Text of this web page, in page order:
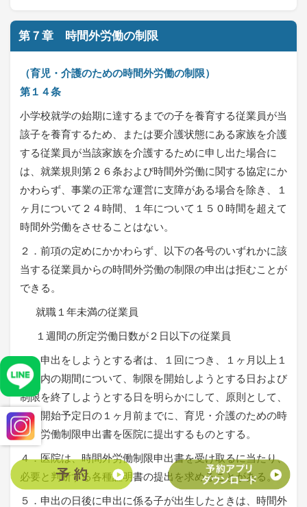
第７章 時間外労働の制限
（育児・介護のための時間外労働の制限）
第１４条
小学校就学の始期に達するまでの子を養育する従業員が当
該子を養育するため、または要介護状態にある家族を介護
する従業員が当該家族を介護するために申し出た場合に
は、就業規則第２６条および時間外労働に関する協定にか
かわらず、事業の正常な運営に支障がある場合を除き、１
ヶ月について２４時間、１年について１５０時間を超えて
時間外労働をさせることはない。
２．前項の定めにかかわらず、以下の各号のいずれかに該
当する従業員からの時間外労働の制限の申出は拒むことが
できる。
就職１年未満の従業員
１週間の所定労働日数が２日以下の従業員
３．申出をしようとする者は、１回につき、１ヶ月以上１
年以内の期間について、制限を開始しようとする日および
制限を終了しようとする日を明らかにして、原則として、
制限開始予定日の１ヶ月前までに、育児・介護のための時
間外労働制限申出書を医院に提出するものとする。
４．医院は、時間外労働制限申出書を受け取るに当たり、
必要と判断する各種証明書の提出を求めることがある。
５．申出の日後に申出に係る子が出生したときは、時間外